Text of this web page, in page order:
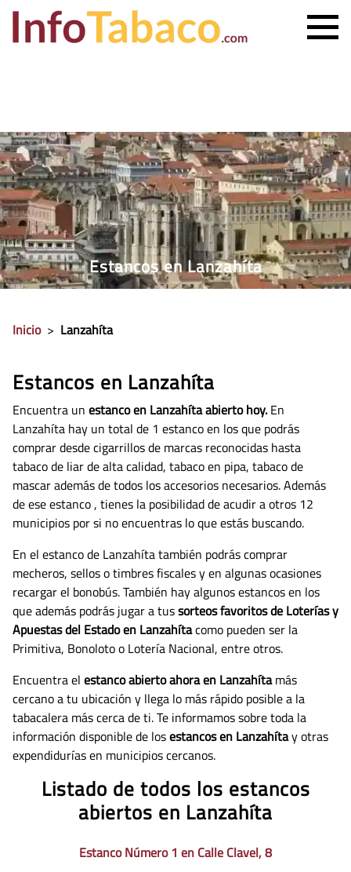
ESTANCO MÁS CERCANO
CONTACTO
Estancos en Lanzahíta
Inicio > Lanzahíta
Estancos en Lanzahíta
Encuentra un estanco en Lanzahíta abierto hoy. En
Lanzahíta hay un total de 1 estanco en los que podrás
comprar desde cigarrillos de marcas reconocidas hasta
tabaco de liar de alta calidad, tabaco en pipa, tabaco de
mascar además de todos los accesorios necesarios.Además
de ese estanco , tienes la posibilidad de acudir a otros 12
municipios por si no encuentras lo que estás buscando.
En el estanco de Lanzahíta también podrás comprar
mecheros, sellos o timbres fiscales y en algunas ocasiones
recargar el bonobús. También hay algunos estancos en los
que además podrás jugar a tussorteos favoritos de Loterías y
Apuestas del Estado en Lanzahítacomo pueden ser la
Primitiva, Bonoloto o Lotería Nacional, entre otros.
Encuentra el estanco abierto ahora en Lanzahítamás
cercano a tu ubicación y llega lo más rápido posible a la
tabacalera más cerca de ti. Te informamos sobre toda la
información disponible de losestancos en Lanzahítay otras
expendidurías en municipios cercanos.
Listado de todos los estancos
abiertos en Lanzahíta
Estanco Número 1 en Calle Clavel, 8